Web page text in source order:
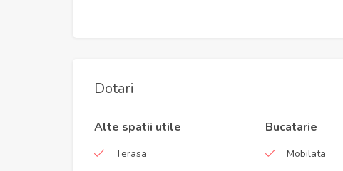
Dotari
Alte spatii utile
Terasa
Bucatarie
Mobilata